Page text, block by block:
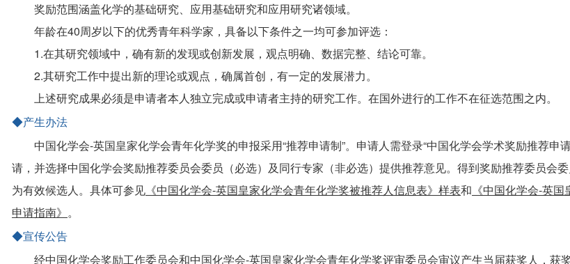
奖励范围涵盖化学的基础研究、应用基础研究和应用研究诸领域。
年龄在40周岁以下的优秀青年科学家，具备以下条件之一均可参加评选：
1.在其研究领域中，确有新的发现或创新发展，观点明确、数据完整、结论可靠。
2.其研究工作中提出新的理论或观点，确属首创，有一定的发展潜力。
上述研究成果必须是申请者本人独立完成或申请者主持的研究工作。在国外进行的工作不在征选范围之内。
◆产生办法
中国化学会-英国皇家化学会青年化学奖的申报采用“推荐申请制”。申请人需登录“中国化学会学术奖励推荐申
请，并选择中国化学会奖励推荐委员会委员（必选）及同行专家（非必选）提供推荐意见。得到奖励推荐委员会
为有效候选人。具体可参见 《中国化学会-英国皇家化学会青年化学奖被推荐人信息表》样表和 《中国化学会-英
申请指南》 。
◆宣传公告
经中国化学会奖励工作委员会和中国化学会-英国皇家化学会青年化学奖评审委员会审议产生当届获奖人，获